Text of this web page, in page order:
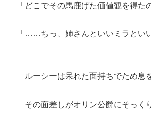
「どこでその馬鹿げた価値観を得た
「……ちっ、姉さんといいミラとい
ルーシーは呆れた面持ちでため息
その面差しがオリン公爵にそっく